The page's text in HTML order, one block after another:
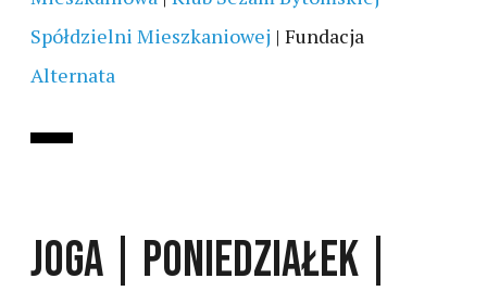
Spółdzielni Mieszkaniowej | Fundacja
Alternata
JOGA | PONIEDZIAŁEK |